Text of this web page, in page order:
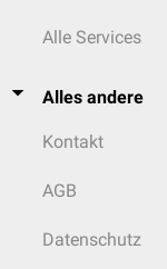
Alle Services
Alles andere
Kontakt
AGB
Datenschutz